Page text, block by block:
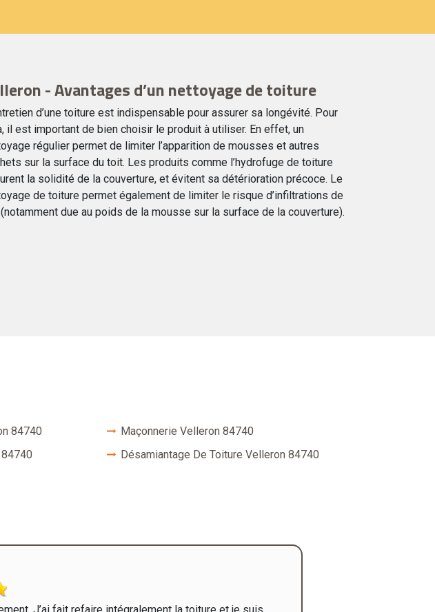
- Avantages d’un nettoyage de toiture
d’une toiture est indispensable pour assurer sa longévité. Pour
il est important de bien choisir le produit à utiliser. En effet, un
régulier permet de limiter l’apparition de mousses et autres
sur la surface du toit. Les produits comme l’hydrofuge de toiture
la solidité de la couverture, et évitent sa détérioration précoce. Le
de toiture permet également de limiter le risque d’infiltrations de
due au poids de la mousse sur la surface de la couverture).
84740
Maçonnerie Velleron 84740
Désamiantage De Toiture Velleron 84740